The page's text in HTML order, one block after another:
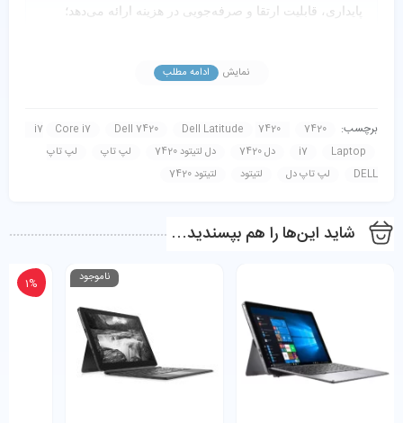
پایداری، قابلیت ارتقا و صرفه‌جویی در هزینه ارائه می‌دهد؛
ادامه بررسی کامل، مشخصات فنی دقیق و مقایسهٔ تخصصی
مشخصات فنی کامل — Dell Latitude 3510 (مدل: i5-
حافظه رم (RAM)
8GB DDR4 (یک اسلات آزاد یا دو
اسلات بسته به کانفیگ) — قابل ارتقا
نمایش ادامه مطلب
برچسب: 7420
7420 i7
Core i7 Dell 7420
Dell Latitude
i7
Laptop دل 7420 دل لتیتود 7420 لپ تاپ
لپ تاپ
DELL
لپ تاپ دل لتیتود لتیتود 7420
شاید این‌ها را هم بپسندید…
ناموجود 1%